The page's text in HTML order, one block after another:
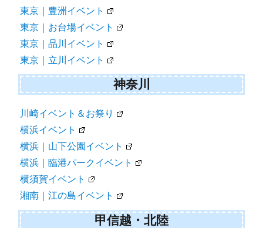
東京｜豊洲イベント
東京｜お台場イベント
東京｜品川イベント
東京｜立川イベント
神奈川
川崎イベント＆お祭り
横浜イベント
横浜｜山下公園イベント
横浜｜臨港パークイベント
横須賀イベント
湘南｜江の島イベント
甲信越・北陸